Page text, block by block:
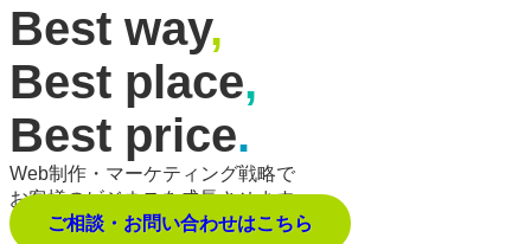
Best way,
Best place,
Best price.
Web制作・マーケティング戦略で
お客様のビジネスを成長させます。
ご相談・お問い合わせはこちら